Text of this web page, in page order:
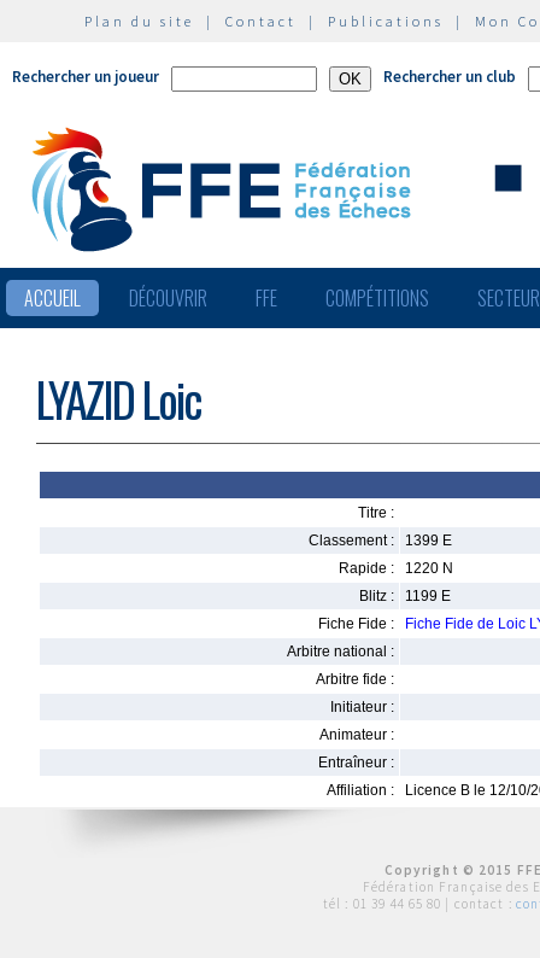
Plan du site | Contact | Publications | Mon
Rechercher un joueur Rechercher un club
ACCUEIL DÉCOUVRIR FFE COMPÉTITIONS
LYAZID Loic
Titre :
Classement :
1399 E
Rapide :
1220 N
Blitz :
1199 E
Fiche Fide :
Fiche Fide de Loic
Arbitre national :
Arbitre fide :
Initiateur :
Animateur :
Entraîneur :
Affiliation :
Licence B le 12/10/
Copyright © 2015
Fédération Française des
tél : 01 39 44 65 80 | contact :